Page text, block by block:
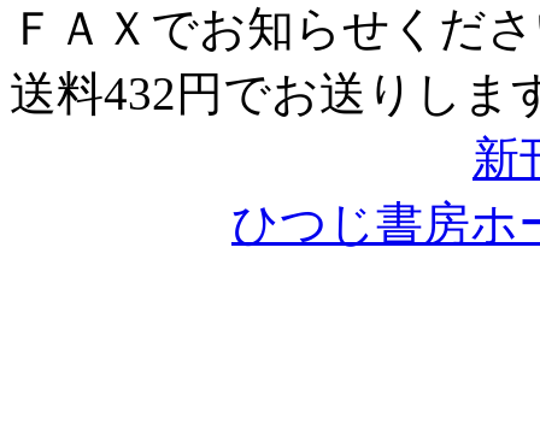
ＦＡＸでお知らせくだ
送料432円でお送りしま
新
ひつじ書房ホ